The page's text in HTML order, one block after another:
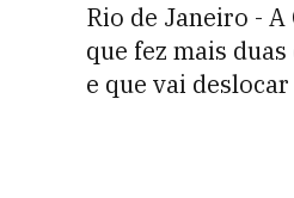
Rio de Janeiro -
que fez mais
e que vai